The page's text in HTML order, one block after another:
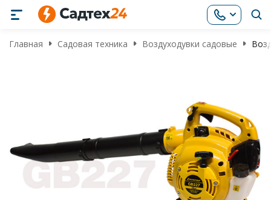
Главная Садовая техника Воздуходувки садовые